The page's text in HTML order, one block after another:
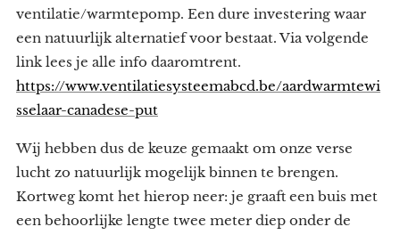
ventilatie/warmtepomp. Een dure investering waar
een natuurlijk alternatief voor bestaat. Via volgende
link lees je alle info daaromtrent.
https://www.ventilatiesysteemabcd.be/aardwarmtewi
sselaar-canadese-put
Wij hebben dus de keuze gemaakt om onze verse
lucht zo natuurlijk mogelijk binnen te brengen.
Kortweg komt het hierop neer: je graaft een buis met
een behoorlijke lengte twee meter diep onder de